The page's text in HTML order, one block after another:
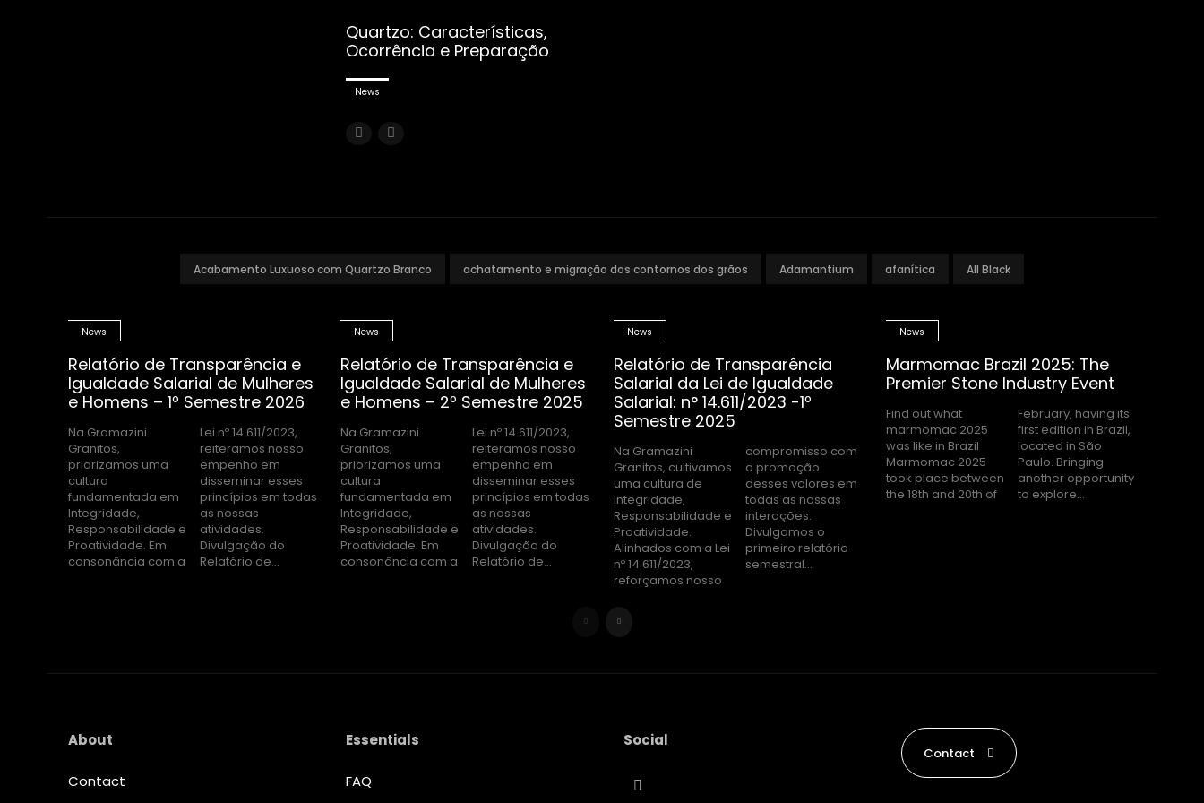
Quartzo: Características,
Ocorrência e Preparação
News
Acabamento Luxuoso com Quartzo Branco achatamento e migração dos contornos dos grãos Adamantium afanítica All Black
News
Relatório de Transparência e
Igualdade Salarial de Mulheres
e Homens – 1º Semestre 2026
Na Gramazini
Granitos,
priorizamos uma
cultura
fundamentada em
Integridade,
Responsabilidade e
Proatividade. Em
consonância com a
Lei nº 14.611/2023,
reiteramos nosso
empenho em
disseminar esses
princípios em todas
as nossas
atividades.
Divulgação do
Relatório de...
News
Relatório de Transparência e
Igualdade Salarial de Mulheres
e Homens – 2º Semestre 2025
Na Gramazini
Granitos,
priorizamos uma
cultura
fundamentada em
Integridade,
Responsabilidade e
Proatividade. Em
consonância com a
Lei nº 14.611/2023,
reiteramos nosso
empenho em
disseminar esses
princípios em todas
as nossas
atividades.
Divulgação do
Relatório de...
News
Relatório de Transparência
Salarial da Lei de Igualdade
Salarial: n° 14.611/2023 -1º
Semestre 2025
Na Gramazini
Granitos, cultivamos
uma cultura de
Integridade,
Responsabilidade e
Proatividade.
Alinhados com a Lei
nº 14.611/2023,
reforçamos nosso
compromisso com
a promoção
desses valores em
todas as nossas
interações.
Divulgamos o
primeiro relatório
semestral...
News
Marmomac Brazil 2025: The
Premier Stone Industry Event
Find out what
marmomac 2025
was like in Brazil
Marmomac 2025
took place between
the 18th and 20th of
February, having its
first edition in Brazil,
located in São
Paulo. Bringing
another opportunity
to explore...
About
Contact
Essentials
FAQ
Social
Contact